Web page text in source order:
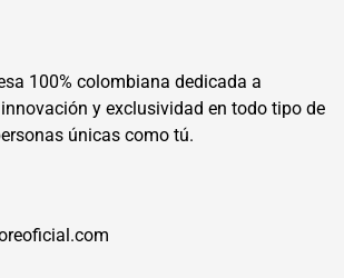
100% colombiana dedicada a
y exclusividad en todo tipo de
únicas como tú.